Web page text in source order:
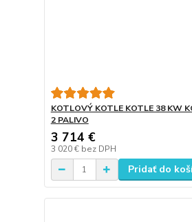
KOTLOVÝ KOTLE KOTLE 38 KW
2 PALIVO
3 714 €
3 020 € bez DPH
Pridať do